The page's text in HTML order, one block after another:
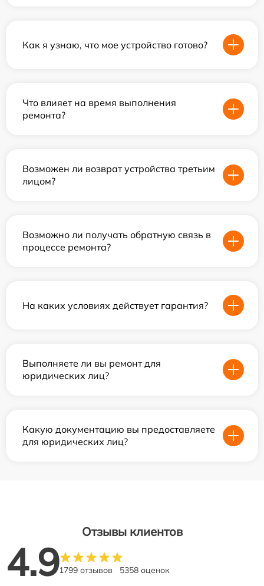
Как я узнаю, что мое устройство готово?
Что влияет на время выполнения
ремонта?
Возможен ли возврат устройства третьим
лицом?
Возможно ли получать обратную связь в
процессе ремонта?
На каких условиях действует гарантия?
Выполняете ли вы ремонт для
юридических лиц?
Какую документацию вы предоставляете
для юридических лиц?
Отзывы клиентов
4.91799 отзывов 5358 оценок